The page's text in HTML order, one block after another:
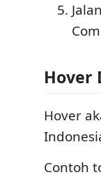
Hover
Hover
Contoh